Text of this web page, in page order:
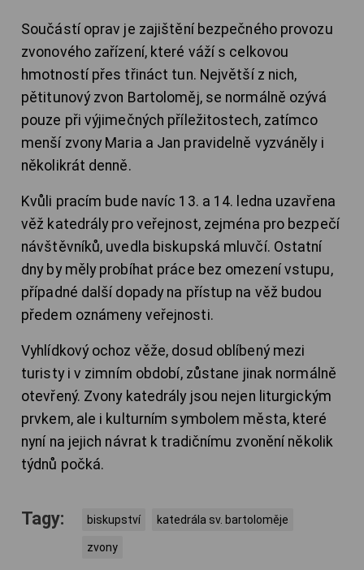
Součástí oprav je zajištění bezpečného provozu
zvonového zařízení, které váží s celkovou
hmotností přes třináct tun. Největší z nich,
pětitunový zvon Bartoloměj, se normálně ozývá
pouze při výjimečných příležitostech, zatímco
menší zvony Maria a Jan pravidelně vyzváněly i
několikrát denně.
Kvůli pracím bude navíc 13. a 14. ledna uzavřena
věž katedrály pro veřejnost, zejména pro bezpečí
návštěvníků, uvedla biskupská mluvčí. Ostatní
dny by měly probíhat práce bez omezení vstupu,
případné další dopady na přístup na věž budou
předem oznámeny veřejnosti.
Vyhlídkový ochoz věže, dosud oblíbený mezi
turisty i v zimním období, zůstane jinak normálně
otevřený. Zvony katedrály jsou nejen liturgickým
prvkem, ale i kulturním symbolem města, které
nyní na jejich návrat k tradičnímu zvonění několik
týdnů počká.
Tagy: biskupství katedrála sv. bartoloměje
zvony